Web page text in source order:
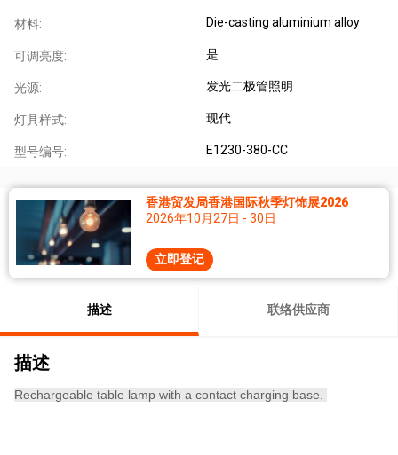
材料: Die-casting aluminium alloy
可调亮度: 是
光源: 发光二极管照明
灯具样式: 现代
型号编号: E1230-380-CC
香港贸发局香港国际秋季灯饰展2026
2026年10月27日 - 30日
立即登记
描述 联络供应商
描述
Rechargeable table lamp with a contact charging base.